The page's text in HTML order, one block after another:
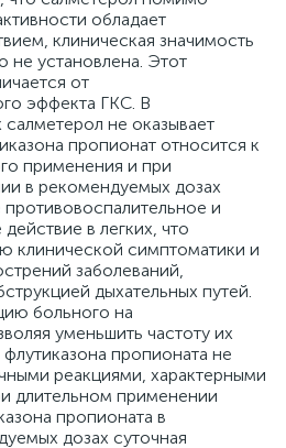
обладает
клиническая значимость
не установлена. Этот
от
эффекта ГКС. В
салметерол не оказывает
пропионат относится к
применения и при
в рекомендуемых дозах
и
в легких, что
клинической симптоматики и
заболеваний,
дыхательных путей.
больного на
уменьшить частоту их
пропионата не
реакциями, характерными
длительном применении
пропионата в
дозах суточная